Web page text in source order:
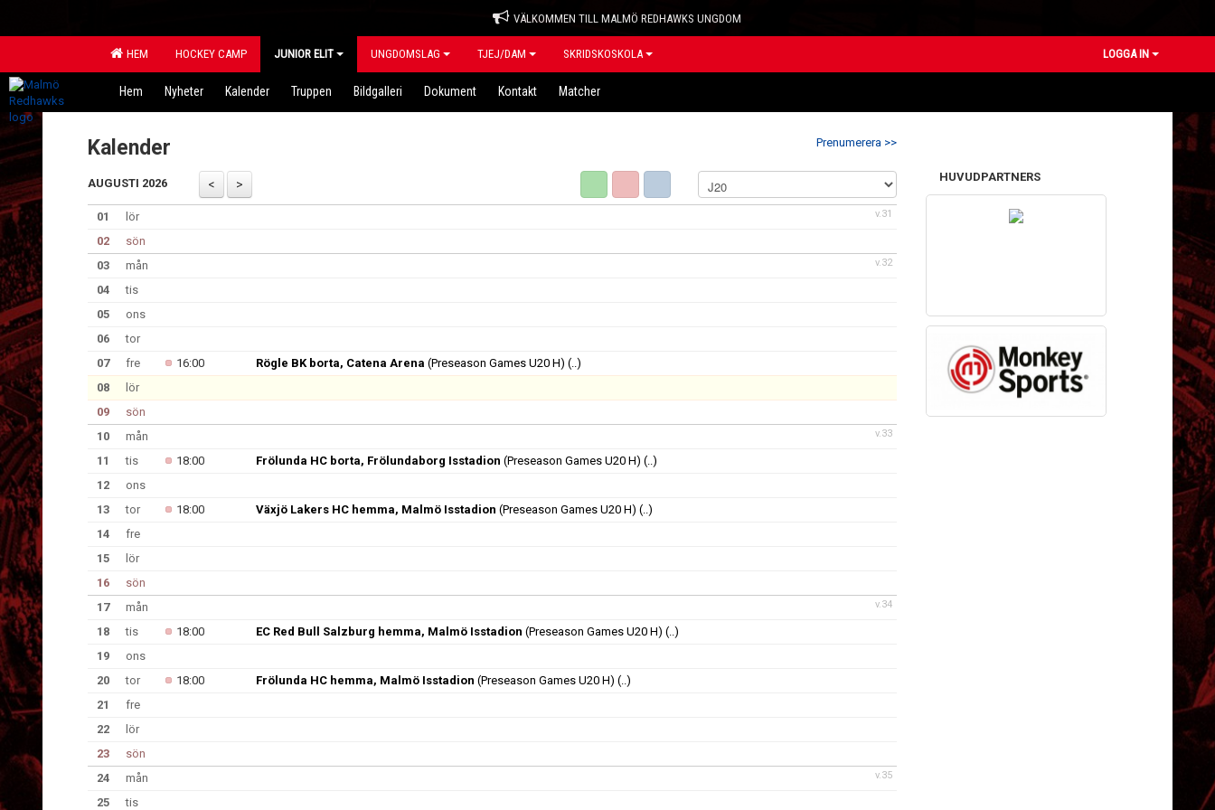
VÄLKOMMEN TILL MALMÖ REDHAWKS UNGDOM
HEM HOCKEY CAMP JUNIOR ELIT UNGDOMSLAG TJEJ/DAM SKRIDSKOSKOLA LOGGA IN
Hem Nyheter Kalender Truppen Bildgalleri Dokument Kontakt Matcher
Prenumerera >>
Kalender
AUGUSTI 2026
v.31
01
lör
02
sön
v.32
03
mån
04
tis
05
ons
06
tor
07
fre 16:00 Rögle BK borta, Catena Arena (Preseason Games U20 H) (..)
08
lör
09
sön
v.33
10
mån
11
tis 18:00 Frölunda HC borta, Frölundaborg Isstadion (Preseason Games U20 H) (..)
12
ons
13
tor 18:00 Växjö Lakers HC hemma, Malmö Isstadion (Preseason Games U20 H) (..)
14
fre
15
lör
16
sön
v.34
17
mån
18
tis 18:00 EC Red Bull Salzburg hemma, Malmö Isstadion (Preseason Games U20 H) (..)
19
ons
20
tor 18:00 Frölunda HC hemma, Malmö Isstadion (Preseason Games U20 H) (..)
21
fre
22
lör
23
sön
v.35
24
mån
25
tis
HUVUDPARTNERS